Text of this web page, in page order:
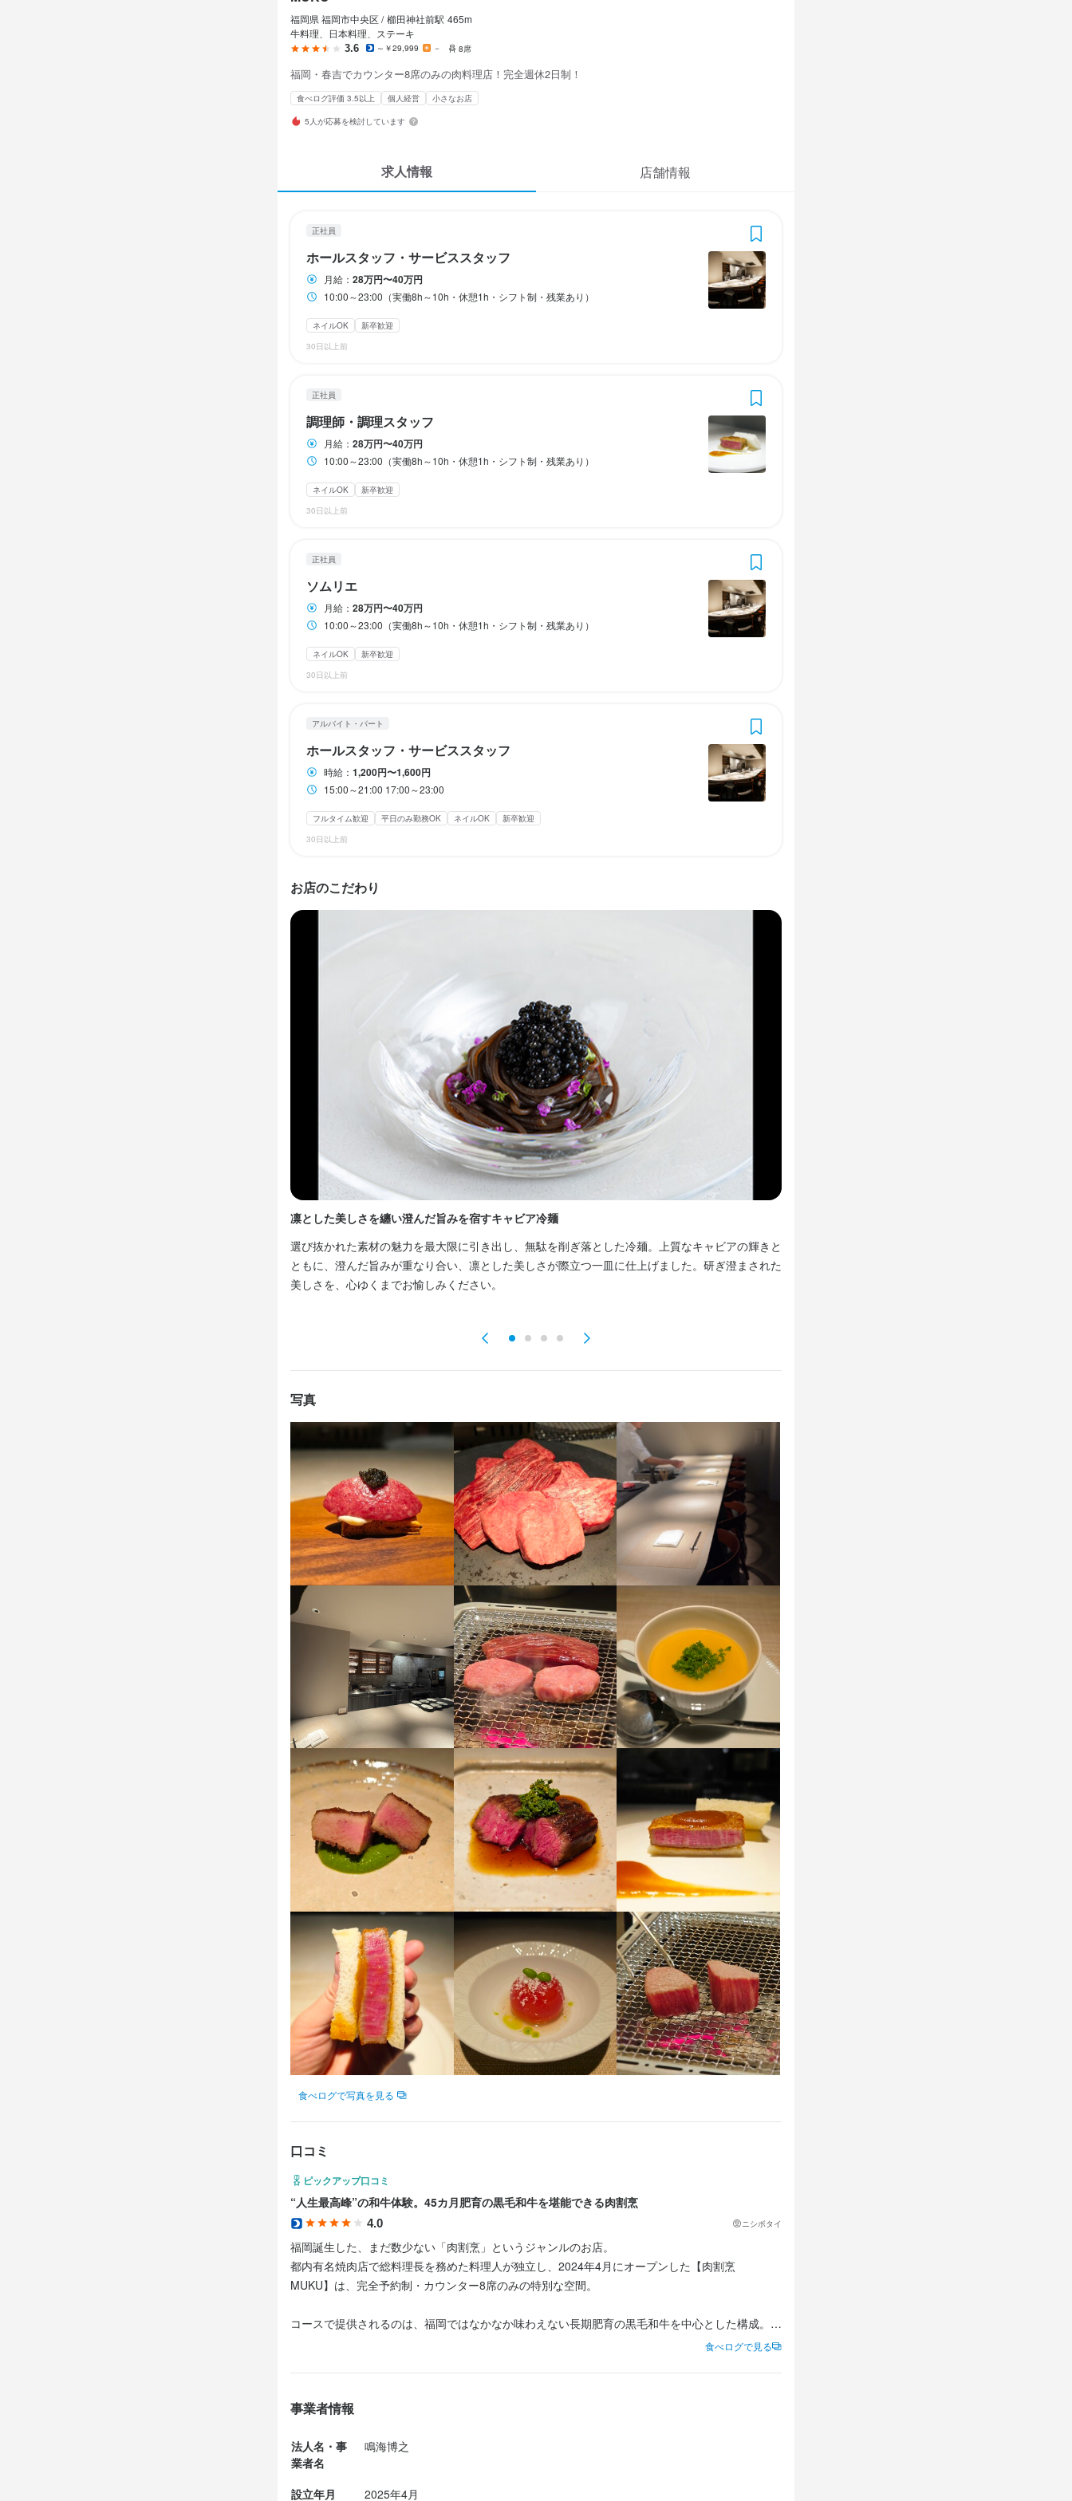
福岡県 福岡市中央区 / 櫛田神社前駅 465m
牛料理、日本料理、ステーキ
3.6 ～￥29,999 － 8席
福岡・春吉でカウンター8席のみの肉料理店！完全週休2日制！
食べログ評価 3.5以上 個人経営 小さなお店
5人が応募を検討しています
求人情報 店舗情報
正社員
ホールスタッフ・サービススタッフ
月給： 28万円〜40万円
10:00～23:00（実働8h～10h・休憩1h・シフト制・残業あり）
ネイルOK
新卒歓迎
30日以上前
正社員
調理師・調理スタッフ
月給： 28万円〜40万円
10:00～23:00（実働8h～10h・休憩1h・シフト制・残業あり）
ネイルOK
新卒歓迎
30日以上前
正社員
ソムリエ
月給： 28万円〜40万円
10:00～23:00（実働8h～10h・休憩1h・シフト制・残業あり）
ネイルOK
新卒歓迎
30日以上前
アルバイト・パート
ホールスタッフ・サービススタッフ
時給： 1,200円〜1,600円
15:00～21:00 17:00～23:00
フルタイム歓迎 平日のみ勤務OK ネイルOK
新卒歓迎
30日以上前
お店のこだわり
凛とした美しさを纏い澄んだ旨みを宿すキャビア冷麺
選び抜かれた素材の魅力を最大限に引き出し、無駄を削ぎ落とした冷麺。上質なキャビアの輝きと
ともに、澄んだ旨みが重なり合い、凛とした美しさが際立つ一皿に仕上げました。研ぎ澄まされた
美しさを、心ゆくまでお愉しみください。
写真
食べログで写真を見る
口コミ
ピックアップ口コミ
“人生最高峰”の和牛体験。45カ月肥育の黒毛和牛を堪能できる肉割烹
4.0 ニシボタイ
福岡誕生した、まだ数少ない「肉割烹」というジャンルのお店。
都内有名焼肉店で総料理長を務めた料理人が独立し、2024年4月にオープンした【肉割烹
MUKU】は、完全予約制・カウンター8席のみの特別な空間。
コースで提供されるのは、福岡ではなかなか味わえない長期肥育の黒毛和牛を中心とした構成。
・燻製和牛タルタル
・黒毛和牛タンハラミ
・シャトーブリアンの特製カツサンド
・キャビア冷麺
・いずみ華姫牛30カ月 ランプ
食べログで見る
事業者情報
法人名・事
業者名
鳴海博之
設立年月 2025年4月
求人を選択する
正社員 ホールスタッフ 月給：28万円〜40万円
正社員 調理師・調理スタッフ 月給： 28万円〜40万円
正社員 ソムリエ 月給： 28万円〜40万円
ホールスタッフ 時給： 1,200円〜1,600円
求人を選択する
バイト ホールスタッフ 時給：1,100円〜1,300円
求人を選択する
バイト ホールスタッフ 時給：1,057円〜1,300円
バイト 調理師・調理スタッフ 時給： 1,057円〜1,300円
正社員 店長候補 月給：
求人を選択する
バイト ホールスタッフ 時給：1,100円〜1,100円
バイト 調理師・調理スタッフ 時給： 1,100円〜1,100円
ホールスタッフ・サービススタッフ
ホールスタッフ・サービススタッフ
月給280,000円〜400,000円
試用期間3ヵ月：労働条件は本採用内容と同じ
勤務時間
10:00～23:00（実働8h～10h・休憩1h・シフト制・残業あり）
終電考慮あり 転勤なし 長期勤務歓迎 シフト制
休日・休暇
週休2日制
年末年始休暇
完全週休2日制 年末年始休暇あり
待遇
◇ 厚生年金
◇ 交通費支給あり
◇ 服装自由
◇ 賄いあり
まかない・食事補助あり 社会保険完備
特徴
第二新卒歓迎 フリーター歓迎 ブランクOK 面接1回
仕事内容
選び抜いた和牛と旬の食材を用い、料理人の技、そしてホールスタッフの“おもてなし”によって成
り立つ、三位一体の肉料理店です。上質な空間で、大切な方との特別な時間を過ごされるお客様
やワインの知識を活かした提案、サービスの絶妙なタイミング、空間全体の空気を読む繊細な気
最高のタイミングで料理を提供するチームワークも大切にしています。ソムリエ資格をお持ちの
方には、ペアリング提案やワインリスト構成、セラー管理など、より専門的な役割もお願いした
スタッフ同士が互いを高め合い、挑戦と学びを続けられる職場です。サービスを学び、成長でき
る場として、あなたのサービスが、お客様の心に深く残る体験となるそんな瞬間を、私たちと一
緒につくってみませんか？
仕事内容
お客様のお出迎え、お席へのご案内
オーダーテイク、料理・ドリンクの提供
料理やドリンク、特に肉料理とワインに関する詳細な説明
お客様との細やかなコミュニケーションと、ニーズに合わせたサービス提供
お会計業務
お客様のお見送り
開店準備、閉店作業、清掃業務全般
●事業内容
黒毛和牛（長期肥育雌牛「いずみ華姫牛」）を中心とした肉料理の提供
完全予約制によるカウンタースタイルの高級飲食店運営
日本酒・ワイン・シャンパンなどのペアリング提案および酒類販売（店内提供）
食材・調味料の厳選とオリジナルメニュー開発
顧客管理・リピーター獲得を目的としたサービス設計（ホスピタリティ）
食材ロス・原価管理を踏まえたオペレーションマネジメント
店舗ブランディングおよびSNS・Webを通じた広報・PR活動
取材・メディア対応、インフルエンサーとの連携企画
予約管理・決済システム（TableCheck）を活用した効率的な集客・運営
福岡市内または都市部における2店舗目の出店準備・計画
既存店舗の運営ノウハウを活かした業態展開
スタッフの育成と組織体制の強化による複数店舗運営体制の構築
将来的な出店に向けた物件情報の収集と投資判断の検討
ブランド価値を維持したままの限定的な多店舗展開の模索
●昇給に関して
少人数制だからこそ成長や評価がダイレクトに反映。
●休暇
身に付くスキル
盛り付け技術 高級食材の知識 ワインの知識 日本酒の知識 ウイスキーの知識 肉の知識 魚の知識
野菜の知識
食器の知識
店舗運営 メニュー開発 仕入れ・食材の目利き
応募資格
必須スキル・経験
飲食店での接客経験
求める人物像
・何事にも先入観を持たず、仕事に取り組める方
・美味しい料理を通じてお客様をを喜ばせたい方
・好奇心を持って仕事に取り組める方
・誠実に仕事に取り組める方
選考の流れ
応募後、原則2営業日以内に返信しております。1度の面接を経て内定となります。気兼ねなくご
相談ください。
お店の採用担当者からのメッセージ
ご応募を心よりお待ちしております。
MUKU
調理師・調理スタッフ
調理師・調理スタッフ
月給280,000円〜400,000円
試用期間3ヵ月：労働条件は本採用内容と同じ
勤務時間
10:00～23:00（実働8h～10h・休憩1h・シフト制・残業あり）
終電考慮あり 転勤なし 長期勤務歓迎 シフト制
休日・休暇
週休2日制
年末年始休暇
完全週休2日制 年末年始休暇あり
待遇
◇ 厚生年金
◇ 交通費支給あり
◇ 服装自由
◇ 賄いあり
まかない・食事補助あり 社会保険完備
特徴
第二新卒歓迎 フリーター歓迎 小さなお店(20席未満)
仕事内容
選び抜いた黒毛和牛と旬の食材に真摯に向き合い、料理人の技を最大限に発揮できる肉料理店で
す。
しています。
な文化や技法を柔軟に取り入れながら、一皿ごとに最適な表現を追求しています。
調理中の音や香り、所作すべてが“演出”となるライブ感のある空間で、料理人の技や感性がそのま
まお客様の体験へと繋がります。
一人ひとりのお客様の反応を肌で感じながら、料理を提供できる特別な現場です。
お任せしたいのは、仕込みから盛り付け、最終的な提供までのキッチン業務全般。
火入れの技術、ソースの構成、香りの重ね方など、多様なアプローチを試せる環境です。
経験に応じて、コース構成や新メニュー開発、仕入れ・原価管理などにも関わっていただきま
お客様に“体験”として届く料理を、一緒に組み立ててみませんか？
あなたの技術と発想力が、そのままMUKUの世界を形づくります。
仕事内容
黒毛和牛や旬の食材を使ったコース料理の仕込み・調理全般
オープンキッチンでの調理・盛り付け・提供
火入れやソース・香りの組み立てなど、多文化的な技法を柔軟に活用した調理
盛り付けや提供前の最終仕上げ
サービスチームとの連携を意識した提供タイミングの調整
この仕事のおすすめポイント
●事業内容
黒毛和牛（長期肥育雌牛「いずみ華姫牛」）を中心とした肉料理の提供
完全予約制によるカウンタースタイルの高級飲食店運営
日本酒・ワイン・シャンパンなどのペアリング提案および酒類販売（店内提供）
食材・調味料の厳選とオリジナルメニュー開発
顧客管理・リピーター獲得を目的としたサービス設計（ホスピタリティ）
食材ロス・原価管理を踏まえたオペレーションマネジメント
店舗ブランディングおよびSNS・Webを通じた広報・PR活動
取材・メディア対応、インフルエンサーとの連携企画
予約管理・決済システム（TableCheck）を活用した効率的な集客・運営
福岡市内または都市部における2店舗目の出店準備・計画
既存店舗の運営ノウハウを活かした業態展開
スタッフの育成と組織体制の強化による複数店舗運営体制の構築
将来的な出店に向けた物件情報の収集と投資判断の検討
ブランド価値を維持したままの限定的な多店舗展開の模索
●昇給に関して
少人数制だからこそ成長や評価がダイレクトに反映。
●休暇
身に付くスキル
ワインの知識 魚の知識 野菜の知識 食器の知識
店舗運営
メニュー開発
仕入れ・食材の目利き
応募資格
必須スキル・経験
飲食店での調理経験
求める人物像
・何事にも先入観を持たず、仕事に取り組める方
・自己成長したい方
・好奇心を持って仕事に取り組める方
・誠実に仕事に取り組める方
・チームで仕事することに意欲的な方
選考の流れ
気兼ねなくご相談ください。
少しでも興味をお持ちでしたら、ぜひお気軽にご応募ください。
ソムリエ
ソムリエ
月給280,000円〜400,000円
試用期間3ヵ月：労働条件は本採用内容と同じ
勤務時間
10:00～23:00（実働8h～10h・休憩1h・シフト制・残業あり）
終電考慮あり 転勤なし 長期勤務歓迎 シフト制
休日・休暇
週休2日制
年末年始休暇
完全週休2日制 年末年始休暇あり
待遇
◇ 厚生年金
◇ 交通費支給あり
◇ 服装自由
◇ 賄いあり
まかない・食事補助あり 社会保険完備
特徴
第二新卒歓迎 フリーター歓迎 ブランクOK 面接1回
仕事内容
選び抜いた和牛と旬の食材を用い、料理人の技、そしてホールスタッフの“おもてなし”によって成
り立つ、三位一体の肉料理店です。上質な空間で、大切な方との特別な時間を過ごされるお客様
やワインの知識を活かした提案、サービスの絶妙なタイミング、空間全体の空気を読む繊細な気
最高のタイミングで料理を提供するチームワークも大切にしています。ソムリエ資格をお持ちの
方には、ペアリング提案やワインリスト構成、セラー管理など、より専門的な役割もお願いした
スタッフ同士が互いを高め合い、挑戦と学びを続けられる職場です。サービスを学び、成長でき
る場として、あなたのサービスが、お客様の心に深く残る体験となるそんな瞬間を、私たちと一
緒につくってみませんか？
仕事内容
お客様のお出迎え、お席へのご案内
オーダーテイク、料理・ドリンクの提供
料理やドリンク、特に肉料理とワインに関する詳細な説明
お客様との細やかなコミュニケーションと、ニーズに合わせたサービス提供
お会計業務
お客様のお見送り
開店準備、閉店作業、清掃業務全般
●事業内容
黒毛和牛（長期肥育雌牛「いずみ華姫牛」）を中心とした肉料理の提供
完全予約制によるカウンタースタイルの高級飲食店運営
日本酒・ワイン・シャンパンなどのペアリング提案および酒類販売（店内提供）
食材・調味料の厳選とオリジナルメニュー開発
顧客管理・リピーター獲得を目的としたサービス設計（ホスピタリティ）
食材ロス・原価管理を踏まえたオペレーションマネジメント
店舗ブランディングおよびSNS・Webを通じた広報・PR活動
取材・メディア対応、インフルエンサーとの連携企画
予約管理・決済システム（TableCheck）を活用した効率的な集客・運営
福岡市内または都市部における2店舗目の出店準備・計画
既存店舗の運営ノウハウを活かした業態展開
スタッフの育成と組織体制の強化による複数店舗運営体制の構築
将来的な出店に向けた物件情報の収集と投資判断の検討
ブランド価値を維持したままの限定的な多店舗展開の模索
●昇給に関して
少人数制だからこそ成長や評価がダイレクトに反映。
身に付くスキル
盛り付け技術 高級食材の知識 ワインの知識 日本酒の知識 ウイスキーの知識 肉の知識 魚の知識
野菜の知識
食器の知識
店舗運営 仕入れ・食材の目利き
応募資格
必須スキル・経験
飲食店での接客経験
求める人物像
・自己成長したい方
・美味しい料理を通じてお客様をを喜ばせたい方
・好奇心を持って仕事に取り組める方
・チームで仕事することに意欲的な方
選考の流れ
応募後、原則2営業日以内に返信しております。1度の面接を経て内定となります。気兼ねなくご
相談ください。
少しでも興味をお持ちでしたら、ぜひお気軽にご応募ください。
店名
ホールスタッフ・サービススタッフ
ホールスタッフ・サービススタッフ
時給1,200円〜1,600円
研修期間：100hまで時給1150円
勤務時間
15:00～21:00
17:00～23:00
休日・休暇
15日までと月末までのシフト制
月8日以上休みあり 平日のみ勤務OK(土日休み)
◇ 雇用保険
◇ 厚生年金
◇ 健康保険
◇ 服装自由
◇ 賄いあり
特徴
履歴書不要 学歴不問 未経験者歓迎
主婦・主夫歓迎
面接1回
即日勤務OK
選び抜いた和牛と旬の食材を用い、料理人の技、そしてホールスタッフの“おもてなし”によって成
お任せしたいのは、ご来店からお見送りまで、一人ひとりに寄り添ったパーソナルな接客。料理
やワインの知識を活かした提案、サービスの絶妙なタイミング、空間全体の空気を読む繊細な気
配りなど、あなたの経験が存分に活かされる環境です。常連のお客様から「またあなたに会いた
い」と言われる、そんな関係を築けるやりがいがあります。
最高のタイミングで料理を提供するチームワークも大切にしています。
スタッフ同士が互いを高め合い、挑戦と学びを続けられる職場です。サービスを学び、成長でき
る場として、あなたのサービスが、お客様の心に深く残る体験となるそんな瞬間を、私たちと一
緒につくってみませんか？
仕事内容
お客様のお出迎え、お席へのご案内
料理やドリンク、特に肉料理とワインに関する詳細な説明
お客様との細やかなコミュニケーションと、ニーズに合わせたサービス提供
お会計業務
黒毛和牛（長期肥育雌牛「いずみ華姫牛」）を中心とした肉料理の提供
完全予約制によるカウンタースタイルの高級飲食店運営
日本酒・ワイン・シャンパンなどのペアリング提案および酒類販売（店内提供）
食材・調味料の厳選とオリジナルメニュー開発
顧客管理・リピーター獲得を目的としたサービス設計（ホスピタリティ）
食材ロス・原価管理を踏まえたオペレーションマネジメント
店舗ブランディングおよびSNS・Webを通じた広報・PR活動
取材・メディア対応、インフルエンサーとの連携企画
予約管理・決済システム（TableCheck）を活用した効率的な集客・運営
福岡市内または都市部における2店舗目の出店準備・計画
既存店舗の運営ノウハウを活かした業態展開
スタッフの育成と組織体制の強化による複数店舗運営体制の構築
将来的な出店に向けた物件情報の収集と投資判断の検討
ブランド価値を維持したままの限定的な多店舗展開の模索
●昇給に関して
少人数制だからこそ成長や評価がダイレクトに反映。
●休暇
身に付くスキル
盛り付け技術 高級食材の知識 ワインの知識 日本酒の知識 ウイスキーの知識 肉の知識
食器の知識 サービスマナー メニュー開発 仕入れ・食材の目利き
求める人物像
・何事にも先入観を持たず、仕事に取り組める方
・自己成長したい方
・美味しい料理を通じてお客様をを喜ばせたい方
・好奇心を持って仕事に取り組める方
・誠実に仕事に取り組める方
・チームで仕事することに意欲的な方
応募後、原則2営業日以内に返信しております。1度の面接を経て内定となります。気兼ねなくご
相談ください。
少しでも興味をお持ちでしたら、ぜひお気軽にご応募ください。
ご応募を心よりお待ちしております。
MUKU
勤務地
福岡県福岡市中央区春吉3-13-34 THE ONE by OAKVILLA 102